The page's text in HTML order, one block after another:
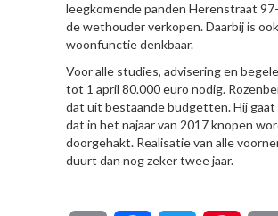
leegkomende panden Herenstraat
de wethouder verkopen. Daarbij is
woonfunctie denkbaar.
Voor alle studies, advisering en
tot 1 april 80.000 euro nodig.
dat uit bestaande budgetten. Hij gaat
dat in het najaar van 2017 knopen
doorgehakt. Realisatie van alle
duurt dan nog zeker twee jaar.